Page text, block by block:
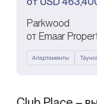
Parkwood
от Emaar
Апартаменты